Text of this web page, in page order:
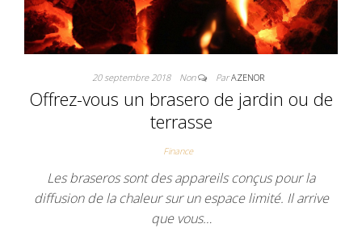
20 septembre 2018 Non ParAZENOR
Offrez-vous un brasero de jardin ou de
terrasse
Finance
Les braseros sont des appareils conçus pour la
diffusion de la chaleur sur un espace limité. Il arrive
que vous…